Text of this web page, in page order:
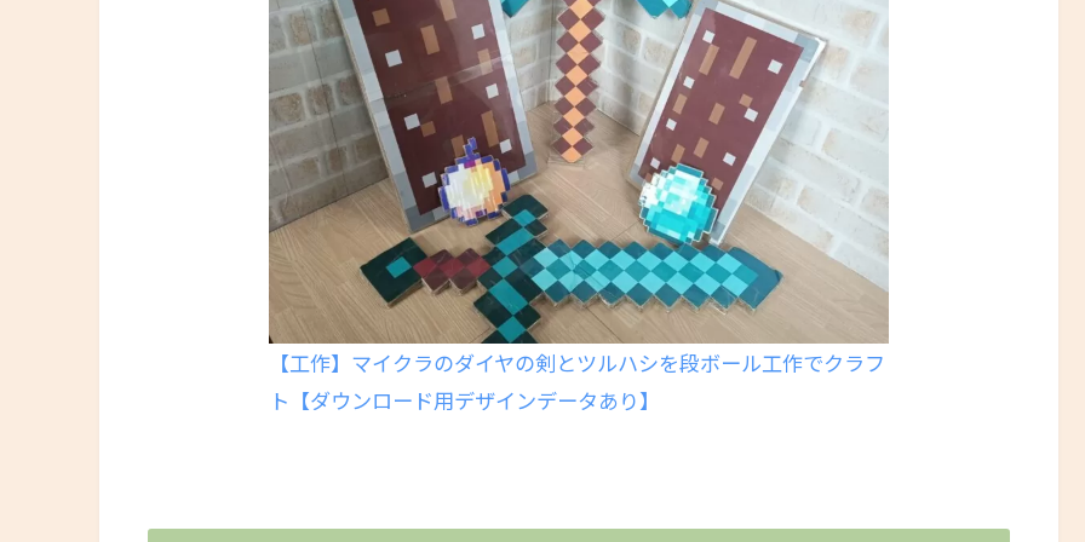
【工作】マイクラのダイヤの剣とツルハシを段ボール工作でクラフ
ト【ダウンロード用デザインデータあり】